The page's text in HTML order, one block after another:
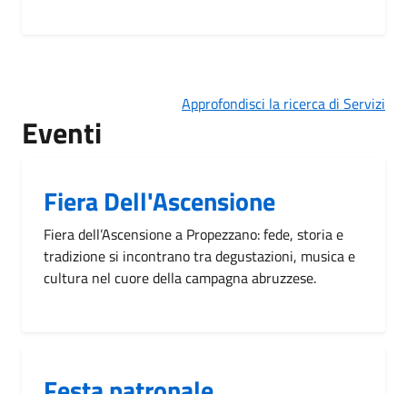
Approfondisci la ricerca di Servizi
Eventi
Fiera Dell'Ascensione
Fiera dell’Ascensione a Propezzano: fede, storia e
tradizione si incontrano tra degustazioni, musica e
cultura nel cuore della campagna abruzzese.